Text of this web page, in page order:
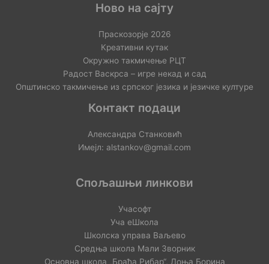
Ново на сајту
Праскозорје 2026
Креативни кутак
Окружно такмичење РЦТ
Радост Васкрса – игре некад и сад
Општинско такмичење из српског језика и језичке културе
Контакт подаци
Александра Станковић
Имејл: alstankov@gmail.com
Спољашњи линкови
Учасофт
Уча еШкола
Школска управа Ваљево
Средња школа Мали Зворник
Основна школа „Браћа Рибар“, Доња Борина